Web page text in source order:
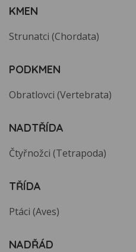
KMEN
Strunatci (Chordata)
PODKMEN
Obratlovci (Vertebrata)
NADTŘÍDA
Čtyřnožci (Tetrapoda)
TŘÍDA
Ptáci (Aves)
NADŘÁD